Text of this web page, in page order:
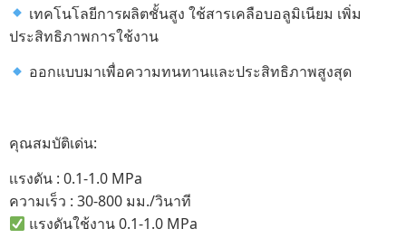
เทคโนโลยีการผลิตชั้นสูง ใช้สารเคลือบอลูมิเนียม เพิ่ม
ประสิทธิภาพการใช้งาน
ออกแบบมาเพื่อความทนทานและประสิทธิภาพสูงสุด
คุณสมบัติเด่น:
เเรงดัน : 0.1-1.0 MPa
ความเร็ว : 30-800 มม./วินาที
แรงดันใช้งาน 0.1-1.0 MPa